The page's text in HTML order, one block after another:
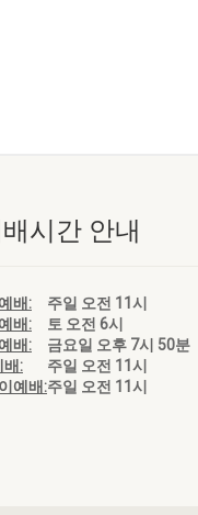
시간 안내
배:
주일 오전 11시
배:
토 오전 6시
배:
금요일 오후 7시 50분
배:
주일 오전 11시
예배:주일 오전 11시